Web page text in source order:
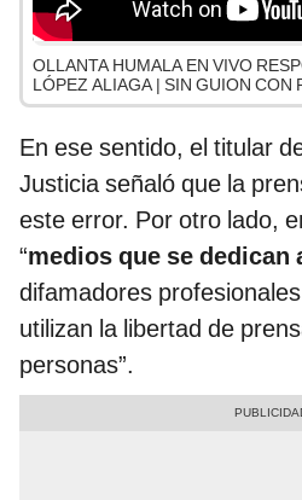
OLLANTA HUMALA EN VIVO
LÓPEZ ALIAGA | SIN GUION CON
En ese sentido, el titular
Justicia señaló que la
este error. Por otro lado,
“medios que se dedican
difamadores
utilizan la libertad de
personas”.